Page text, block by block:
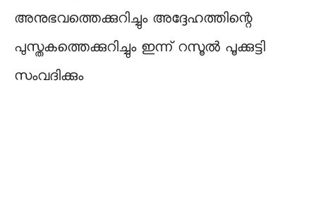
അനുഭവത്തെക്കുറിച്ചും അദ്ദേഹത്തിന്റെ
പുസ്തകത്തെക്കുറിച്ചും ഇന്ന് റസൂല്‍ പൂക്കുട്ടി
സംവദിക്കും